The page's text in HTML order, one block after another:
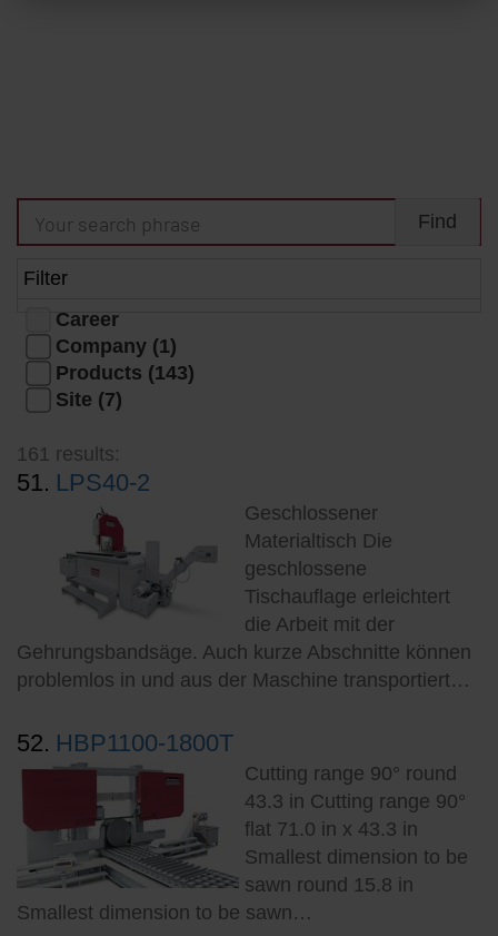
Filter
Career
Company (1)
Products (143)
Site (7)
161 results:
51. LPS40-2
Geschlossener
Materialtisch Die
geschlossene
Tischauflage erleichtert
die Arbeit mit der
Gehrungsbandsäge. Auch kurze Abschnitte können
problemlos in und aus der Maschine transportiert…
52. HBP1100-1800T
Cutting range 90° round
43.3 in Cutting range 90°
flat 71.0 in x 43.3 in
Smallest dimension to be
sawn round 15.8 in
Smallest dimension to be sawn…